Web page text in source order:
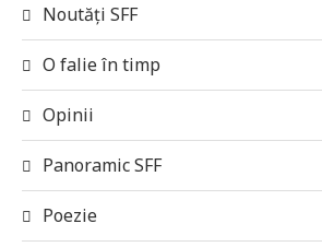
Noutăți SFF
O falie în timp
Opinii
Panoramic SFF
Poezie